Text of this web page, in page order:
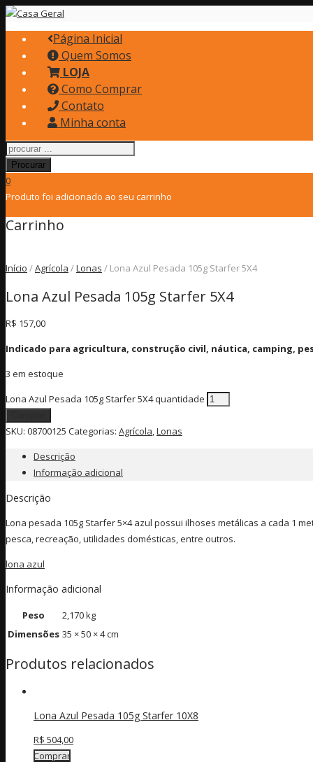
Página Inicial
Quem Somos
LOJA
Como Comprar
Contato
Minha conta
Procurar
0
Produto foi adicionado ao seu carrinho
Carrinho
Início /Agrícola /Lonas / Lona Azul Pesada 105g Starfer 5X4
Lona Azul Pesada 105g Starfer 5X4
R$ 157,00
Indicado para agricultura, construção civil, náutica, camping,
3 em estoque
Lona Azul Pesada 105g Starfer 5X4 quantidade
SKU: 08700125 Categorias: Agrícola,Lonas
Descrição
Informação adicional
Descrição
Lona pesada 105g Starfer 5×4 azul possui ilhoses metálicas a cada 1
pesca, recreação, utilidades domésticas, entre outros.
lona azul
Informação adicional
Peso
2,170 kg
Dimensões 35 × 50 × 4 cm
Produtos relacionados
Lona Azul Pesada 105g Starfer 10X8
R$ 504,00
Comprar